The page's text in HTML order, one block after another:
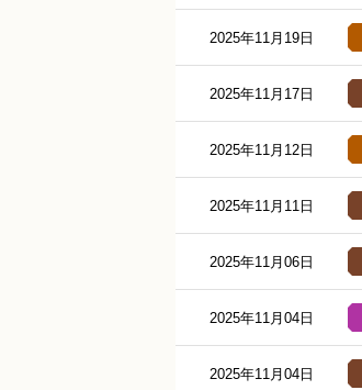
2025年11月19日
2025年11月17日
2025年11月12日
2025年11月11日
2025年11月06日
2025年11月04日
2025年11月04日